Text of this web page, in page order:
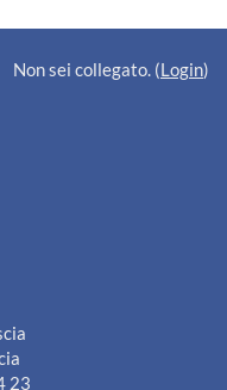
Non sei collegato. (Login)
23